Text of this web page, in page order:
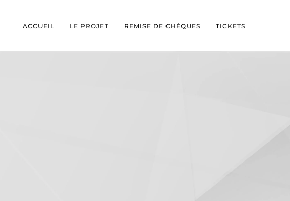
ACCUEIL LE PROJET REMISE DE CHÈQUES TICKETS